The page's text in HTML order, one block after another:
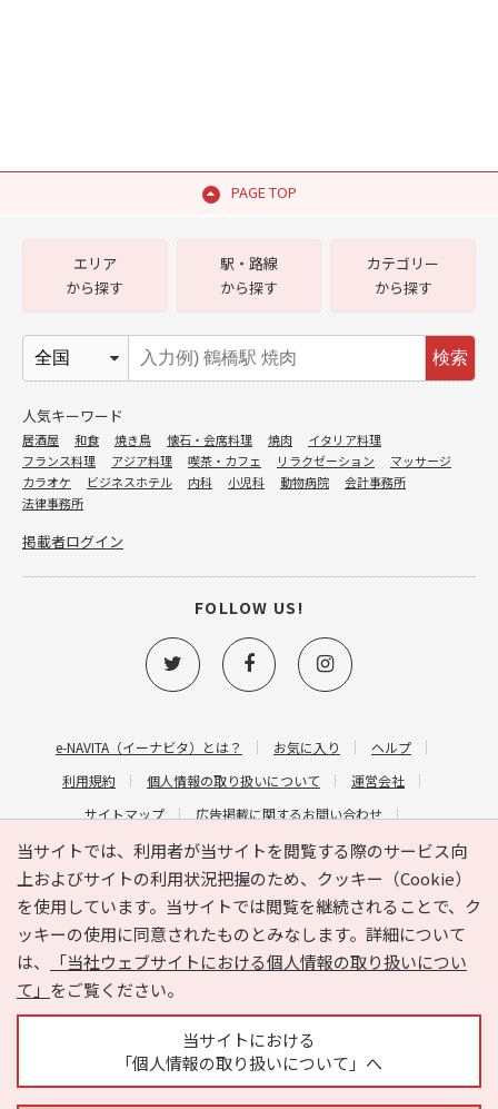
PAGE TOP
当サイトでは、利用者が当サイトを閲覧する際のサービス向
上およびサイトの利用状況把握のため、クッキー（Cookie）
を使用しています。当サイトでは閲覧を継続されることで、ク
ッキーの使用に同意されたものとみなします。詳細について
は、
「当社ウェブサイトにおける個人情報の取り扱いについ
て」 をご覧ください。
当サイトにおける
「個人情報の取り扱いについて」へ
e-NAVITA（イーナビタ）とは？ お気に入り
ヘルプ
利用規約
個人情報の取り扱いについて
運営会社
サイトマップ
広告掲載に関するお問い合わせ
サイトの内容に関するお問い合わせ
エリア
から探す
駅・路線
から探す
カテゴリー
から探す
検索
人気キーワード
居酒屋 和食 焼き鳥 懐石・会席料理 焼肉
イタリア料理
フランス料理
アジア料理 喫茶・カフェ リラクゼーション
マッサージ
カラオケ
ビジネスホテル 内科 小児科 動物病院
会計事務所
法律事務所
掲載者ログイン
FOLLOW US!
Copyright © HYOJITO.Co.,Ltd. All Rights Reserved.